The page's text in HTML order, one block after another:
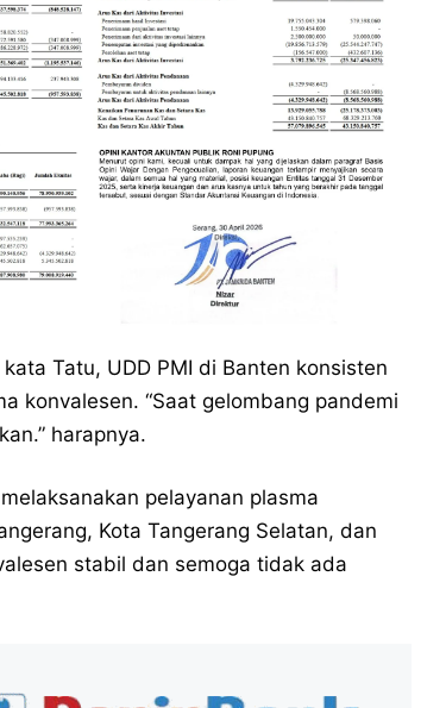
Tatu, UDD PMI di Banten konsisten
konvalesen. “Saat gelombang pandemi
harapnya.
pelayanan plasma
Kota Tangerang Selatan, dan
stabil dan semoga tidak ada